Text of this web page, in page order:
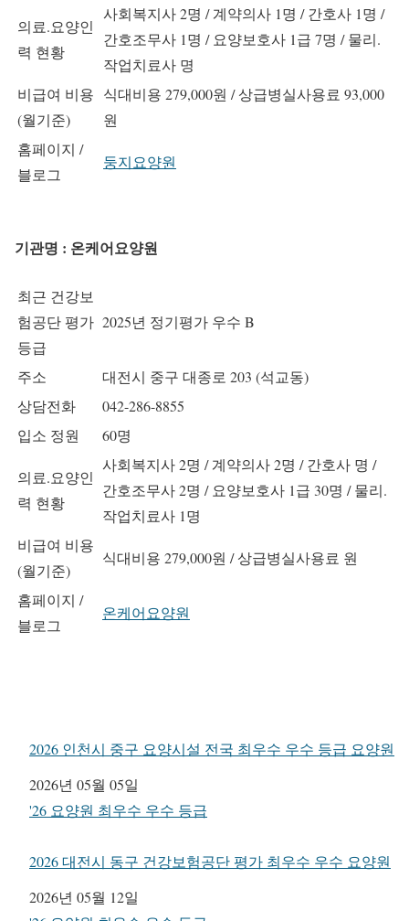
의료.요양인
력 현황
사회복지사 2명 / 계약의사 1명 / 간호사 1명 /
간호조무사 1명 / 요양보호사 1급 7명 / 물리.
작업치료사 명
비급여 비용
(월기준)
식대비용 279,000원 / 상급병실사용료 93,000
원
홈페이지 /
블로그
둥지요양원
기관명 : 온케어요양원
최근 건강보
험공단 평가
등급
2025년 정기평가 우수 B
주소
대전시 중구 대종로 203 (석교동)
상담전화
042-286-8855
입소 정원
60명
의료.요양인
력 현황
사회복지사 2명 / 계약의사 2명 / 간호사 명 /
간호조무사 2명 / 요양보호사 1급 30명 / 물리.
작업치료사 1명
비급여 비용
(월기준)
식대비용 279,000원 / 상급병실사용료 원
홈페이지 /
블로그
온케어요양원
2026 인천시 중구 요양시설 전국 최우수 우수 등급 요양원
일자
2026년 05월 05일
관련 항목
'26 요양원 최우수 우수 등급
2026 대전시 동구 건강보험공단 평가 최우수 우수 요양원
일자
2026년 05월 12일